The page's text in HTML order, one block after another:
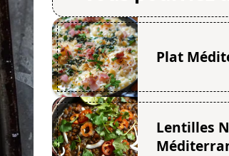
Plat
Lentilles